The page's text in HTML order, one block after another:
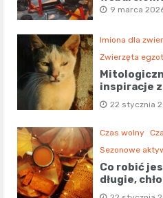
9 marca
Imiona dla
Zwierzęta
inspiracje z
22 stycznia
Czas wolny
Sezonowe
Co robić
długie,